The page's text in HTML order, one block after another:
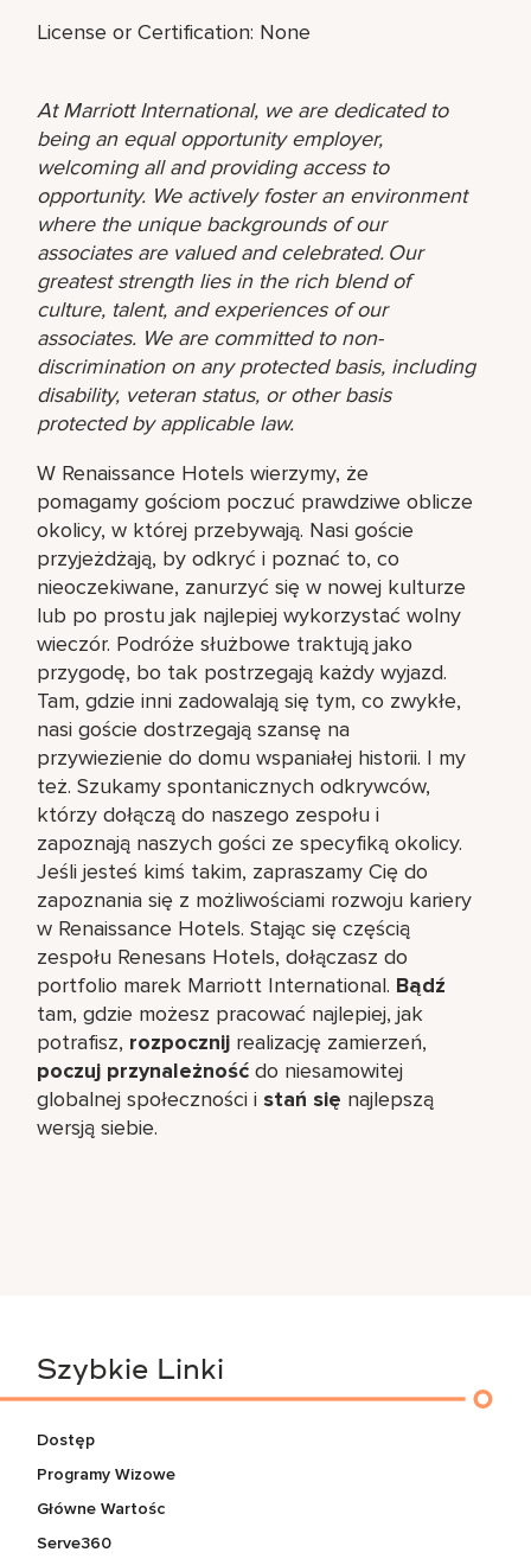
License or Certification: None
At Marriott International, we are dedicated to
being an equal opportunity employer,
welcoming all and providing access to
opportunity. We actively foster an environment
where the unique backgrounds of our
associates are valued and celebrated. Our
greatest strength lies in the rich blend of
culture, talent, and experiences of our
associates. We are committed to non-
discrimination on any protected basis, including
disability, veteran status, or other basis
protected by applicable law.
W Renaissance Hotels wierzymy, że
pomagamy gościom poczuć prawdziwe oblicze
okolicy, w której przebywają. Nasi goście
przyjeżdżają, by odkryć i poznać to, co
nieoczekiwane, zanurzyć się w nowej kulturze
lub po prostu jak najlepiej wykorzystać wolny
wieczór. Podróże służbowe traktują jako
przygodę, bo tak postrzegają każdy wyjazd.
Tam, gdzie inni zadowalają się tym, co zwykłe,
nasi goście dostrzegają szansę na
przywiezienie do domu wspaniałej historii. I my
też. Szukamy spontanicznych odkrywców,
którzy dołączą do naszego zespołu i
zapoznają naszych gości ze specyfiką okolicy.
Jeśli jesteś kimś takim, zapraszamy Cię do
zapoznania się z możliwościami rozwoju kariery
w Renaissance Hotels. Stając się częścią
zespołu Renesans Hotels, dołączasz do
portfolio marek Marriott International. Bądź
tam, gdzie możesz pracować najlepiej, jak
potrafisz, rozpocznij realizację zamierzeń,
poczuj przynależność do niesamowitej
globalnej społeczności i stań się najlepszą
wersją siebie.
Szybkie Linki
Dostęp
Programy Wizowe
Główne Wartośc
Serve360